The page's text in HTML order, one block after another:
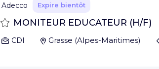
Adecco Expire bientôt
Sauvegarder
MONITEUR EDUCATEUR (H/F)
CDI Grasse (Alpes-Maritimes)